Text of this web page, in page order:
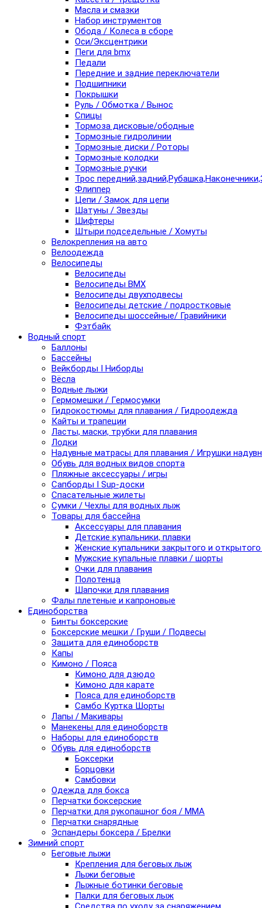
Масла и смазки
Набор инструментов
Обода / Колеса в сборе
Оси/Эксцентрики
Пеги для bmx
Педали
Передние и задние переключатели
Подшипники
Покрышки
Руль / Обмотка / Вынос
Спицы
Тормоза дисковые/ободные
Тормозные гидролинии
Тормозные диски / Роторы
Тормозные колодки
Тормозные ручки
Трос
Флиппер
Цепи / Замок для цепи
Шатуны / Звезды
Шифтеры
Штыри подседельные / Хомуты
Велокрепления на авто
Велоодежда
Велосипеды
Велосипеды
Велосипеды BMX
Велосипеды двухподвесы
Велосипеды детские / подростковые
Велосипеды шоссейные/ Гравийники
Фэтбайк
Водный спорт
Баллоны
Бассейны
Вейкборды I Ниборды
Вёсла
Водные лыжи
Гермомешки / Гермосумки
Гидрокостюмы для плавания / Гидроодежда
Кайты и трапеции
Ласты, маски, трубки для плавания
Лодки
Надувные матрасы для плавания / Игрушки
Обувь для водных видов спорта
Пляжные аксессуары / игры
Сапборды I Sup-доски
Спасательные жилеты
Сумки / Чехлы для водных лыж
Товары для бассейна
Аксессуары для плавания
Детские купальники, плавки
Женские купальники закрытого и
Мужские купальные плавки / шорты
Очки для плавания
Полотенца
Шапочки для плавания
Фалы плетеные и капроновые
Единоборства
Бинты боксерские
Боксерские мешки / Груши / Подвесы
Защита для единоборств
Капы
Кимоно / Пояса
Кимоно для дзюдо
Кимоно для карате
Пояса для единоборств
Самбо Куртка Шорты
Лапы / Макивары
Манекены для единоборств
Наборы для единоборств
Обувь для единоборств
Боксерки
Борцовки
Самбовки
Одежда для бокса
Перчатки боксерские
Перчатки для рукопашног боя / ММА
Перчатки снарядные
Эспандеры боксера / Брелки
Зимний спорт
Беговые лыжи
Крепления для беговых лыж
Лыжи беговые
Лыжные ботинки беговые
Палки для беговых лыж